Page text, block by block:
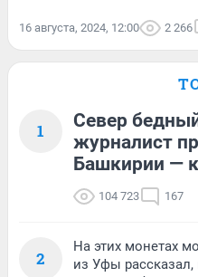
16 августа, 2024, 12:00 2 266
1
Север
журналист
Башкирии —
104 723 167
2
На этих монетах
из Уфы рассказал,